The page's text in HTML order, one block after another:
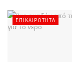
ΕΠΙΚΑΙΡΌΤΗΤΑ